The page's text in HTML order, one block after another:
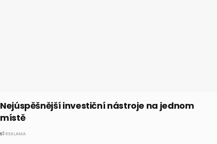
Nejúspěšnější investiční nástroje na jednom
místě
REKLAMA